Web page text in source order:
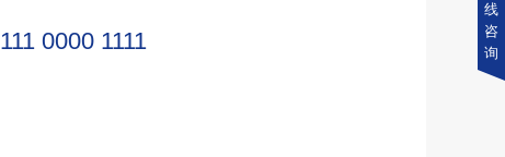
111 0000 1111
线
咨
询